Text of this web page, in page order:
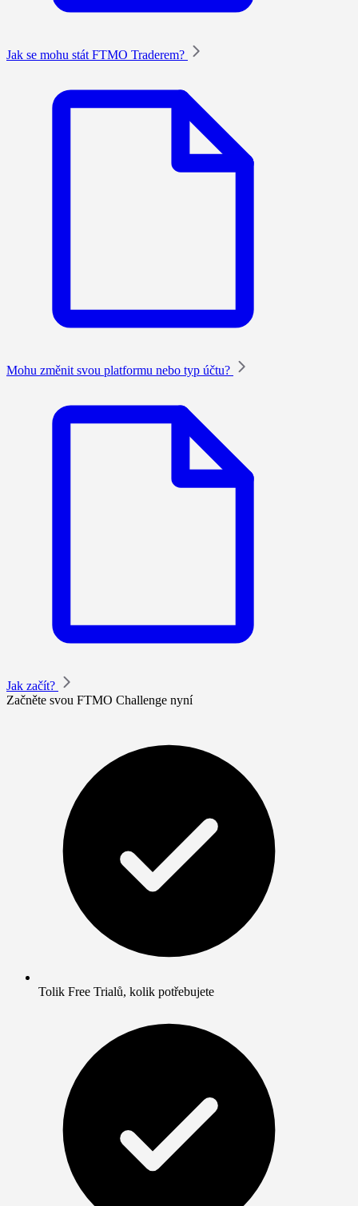
Jak se mohu stát FTMO Traderem?
Mohu změnit svou platformu nebo typ účtu?
Jak začít?
Začněte svou FTMO Challenge nyní
Tolik Free Trialů, kolik potřebujete